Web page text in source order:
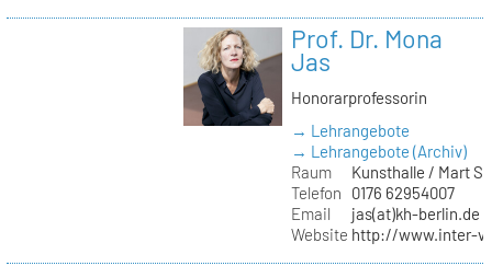
Prof. Dr. Mona
Jas
Honorarprofessorin
→ Lehrangebote
→ Lehrangebote (Archiv)
Raum
Kunsthalle / Mart
Telefon
0176 62954007
Email
jas(at)kh-berlin.de
Website http://www.inter-